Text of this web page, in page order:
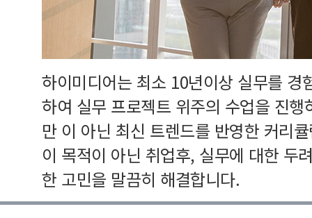
하이미디어는 최소 10년이상 실무를 경
하여 실무 프로젝트 위주의 수업을 진
만 이 아닌 최신 트렌드를 반영한 커리
이 목적이 아닌 취업후, 실무에 대한 두
한 고민을 말끔히 해결합니다.